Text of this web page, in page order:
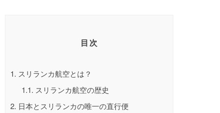
目次
1. スリランカ航空とは？
1.1. スリランカ航空の歴史
2. 日本とスリランカの唯一の直行便